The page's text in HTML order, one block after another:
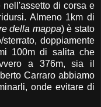
di corsa e
Almeno 1km di
della mappa) è stato
doppiamente
100m di salita che
a 376m, sia il
Carraro abbiamo
onde evitare di